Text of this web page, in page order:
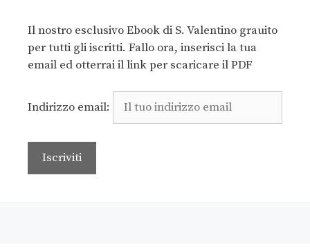
Il nostro esclusivo Ebook di S. Valentino grauito
per tutti gli iscritti. Fallo ora, inserisci la tua
email ed otterrai il link per scaricare il PDF
Indirizzo email: